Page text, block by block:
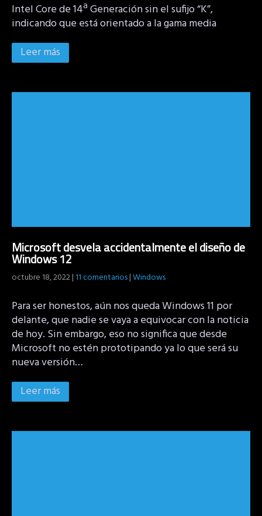
Intel Core de 14ª Generación sin el sufijo “K”,
indicando que está orientado a la gama media
Leer más
Microsoft desvela accidentalmente el diseño de
Windows 12
octubre 18, 2022|11 comentarios|Windows
Para ser honestos, aún nos queda Windows 11 por
delante, que nadie se vaya a equivocar con la noticia
de hoy. Sin embargo, eso no significa que desde
Microsoft no estén prototipando ya lo que será su
nueva versión…
Leer más